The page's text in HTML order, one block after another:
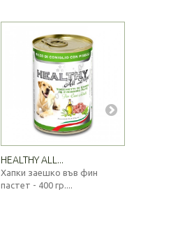
HEALTHY ALL...
Хапки заешко във фин
пастет - 400 гр....